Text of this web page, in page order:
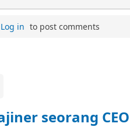
Log in to post comments
seorang